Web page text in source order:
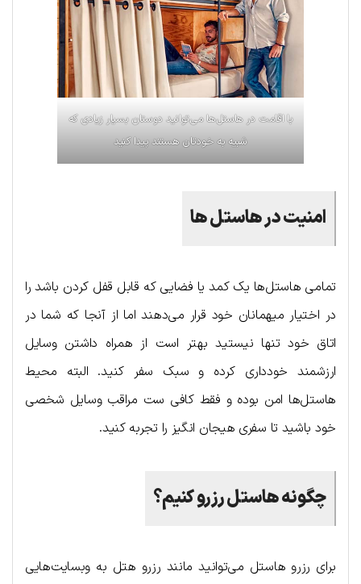
با اقامت در هاستل‌ها می‌توانید دوستان بسیار زیادی که
شبیه به خودتان هستند پیدا کنید
امنیت در هاستل ها
تمامی هاستل‌ها یک کمد یا فضایی که قابل قفل کردن باشد را
در اختیار میهمانان خود قرار می‌دهند اما از آنجا که شما در
اتاق خود تنها نیستید بهتر است از همراه داشتن وسایل
ارزشمند خودداری کرده و سبک سفر کنید. البته محیط
هاستل‌ها امن بوده و فقط کافی ست مراقب وسایل شخصی
خود باشید تا سفری هیجان انگیز را تجربه کنید.
چگونه ها‌ستل رزرو کنیم؟
برای رزرو هاستل می‌توانید مانند رزرو هتل به وبسایت‌هایی